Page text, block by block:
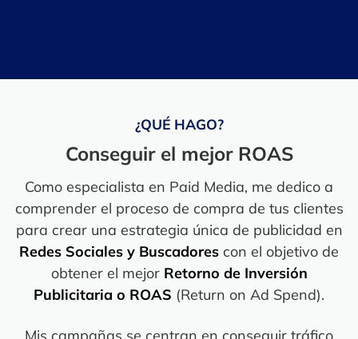
¿QUÉ HAGO?
Conseguir el mejor ROAS
Como especialista en Paid Media, me dedico a
comprender el proceso de compra de tus clientes
para crear una estrategia única de publicidad en
Redes Sociales y Buscadores con el objetivo de
obtener el mejor Retorno de Inversión
Publicitaria o ROAS (Return on Ad Spend).
Mis campañas se centran en conseguir tráfico